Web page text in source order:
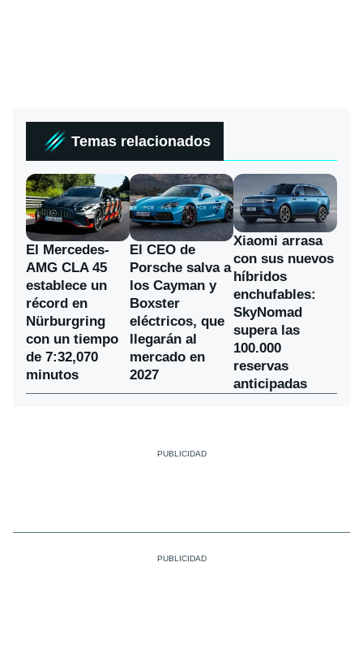
Temas relacionados
El Mercedes-
AMG CLA 45
establece un
récord en
Nürburgring
con un tiempo
de 7:32,070
minutos
El CEO de
Porsche salva a
los Cayman y
Boxster
eléctricos, que
llegarán al
mercado en
2027
Xiaomi arrasa
con sus nuevos
híbridos
enchufables:
SkyNomad
supera las
100.000
reservas
anticipadas